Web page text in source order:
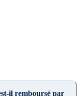
il remboursé par